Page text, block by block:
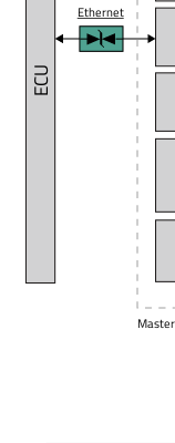
ECU
Ethernet